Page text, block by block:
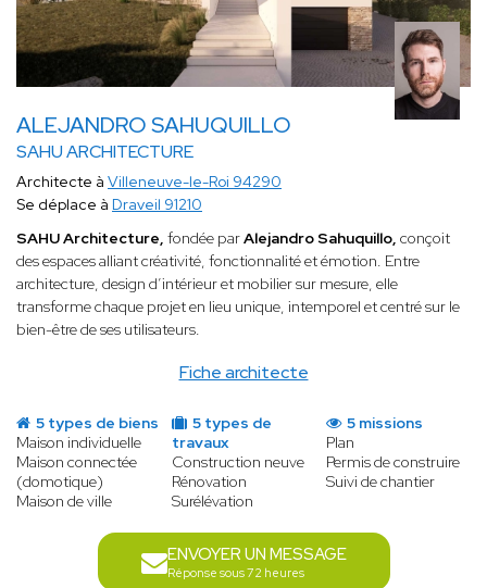
ALEJANDRO SAHUQUILLO
SAHU ARCHITECTURE
Fiche architecte
Architecte à Villeneuve-le-Roi 94290
Se déplace à Draveil 91210
SAHU Architecture, fondée parAlejandro Sahuquillo, conçoit
des espaces alliant créativité, fonctionnalité et émotion. Entre
architecture, design d’intérieur et mobilier sur mesure, elle
transforme chaque projet en lieu unique, intemporel et centré sur le
bien-être de ses utilisateurs.
5 types de biens
Maison individuelle
Maison connectée
(domotique)
Maison de ville
5 types de
travaux
Construction neuve
Rénovation
Surélévation
5 missions
Plan
Permis de construire
Suivi de chantier
ENVOYER UN MESSAGE
Réponse sous 72 heures